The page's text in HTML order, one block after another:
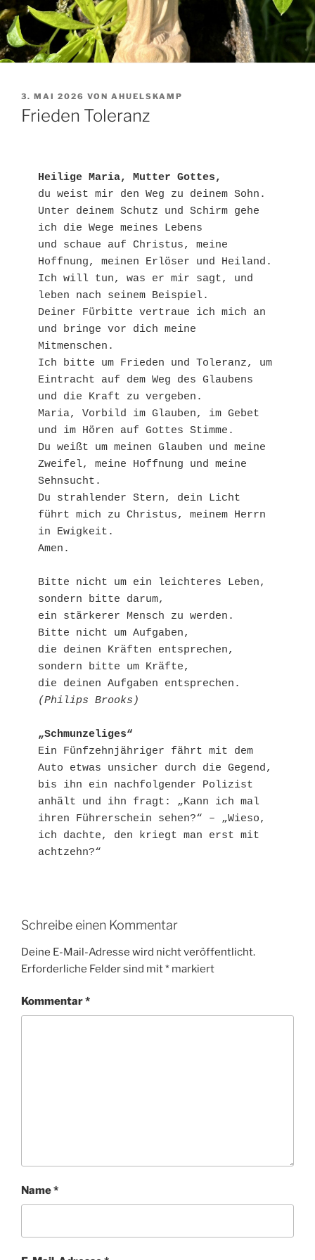
VERÖFFENTLICHT
AM
3. MAI 2026 VON AHUELSKAMP
Frieden Toleranz
Heilige Maria, Mutter Gottes,
du weist mir den Weg zu deinem Sohn.
Unter deinem Schutz und Schirm gehe
ich die Wege meines Lebens
und schaue auf Christus, meine
Hoffnung, meinen Erlöser und Heiland.
Ich will tun, was er mir sagt, und
leben nach seinem Beispiel.
Deiner Fürbitte vertraue ich mich an
und bringe vor dich meine
Mitmenschen.
Ich bitte um Frieden und Toleranz, um
Eintracht auf dem Weg des Glaubens
und die Kraft zu vergeben.
Maria, Vorbild im Glauben, im Gebet
und im Hören auf Gottes Stimme.
Du weißt um meinen Glauben und meine
Zweifel, meine Hoffnung und meine
Sehnsucht.
Du strahlender Stern, dein Licht
führt mich zu Christus, meinem Herrn
in Ewigkeit.
Amen.
Bitte nicht um ein leichteres Leben,
sondern bitte darum,
ein stärkerer Mensch zu werden.
Bitte nicht um Aufgaben,
die deinen Kräften entsprechen,
sondern bitte um Kräfte,
die deinen Aufgaben entsprechen.
(Philips Brooks)
„Schmunzeliges“
Ein Fünfzehnjähriger fährt mit dem
Auto etwas unsicher durch die Gegend,
bis ihn ein nachfolgender Polizist
anhält und ihn fragt: „Kann ich mal
ihren Führerschein sehen?“ – „Wieso,
ich dachte, den kriegt man erst mit
achtzehn?“
Schreibe einen Kommentar
Deine E-Mail-Adresse wird nicht veröffentlicht.
Erforderliche Felder sind mit* markiert
Kommentar*
Name*